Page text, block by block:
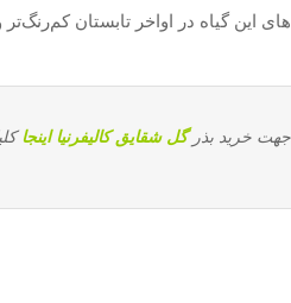
این گیاه در اواخر تابستان
خرید بذرگل شقایق کالیفرنیا اینجا